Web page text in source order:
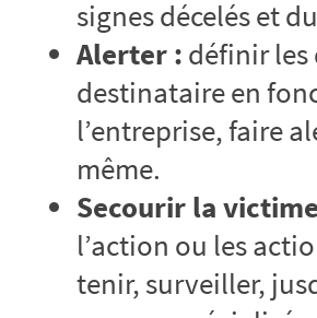
signes décelés et
Alerter : définir les
destinataire en
l’entreprise, faire
même.
Secourir la
l’action ou les
tenir, surveiller,